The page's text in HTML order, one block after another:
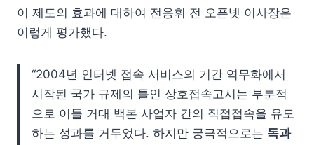
이 제도의 효과에 대하여 전응휘 전 오픈넷 이사장은
이렇게 평가했다.
“2004년 인터넷 접속 서비스의 기간 역무화에서
시작된 국가 규제의 틀인 상호접속고시는 부분적
으로 이들 거대 백본 사업자 간의 직접접속을 유도
하는 성과를 거두었다. 하지만 궁극적으로는 독과